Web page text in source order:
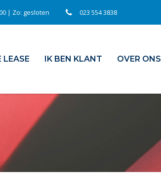
| Zo: gesloten 023 554 3838
LEASE IK BEN KLANT OVER ONS